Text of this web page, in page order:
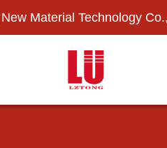
Material Technology Co.,